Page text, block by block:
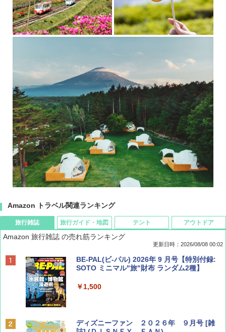
Amazon トラベル関連ランキング
旅行雑誌
Amazon 旅行雑誌 の売れ筋ランキング
更新日時：2026/08/08 00:02
BE-PAL(ビ-パル) 2026年 9 月号【特別付録:
SOTO ミニマル"旅"財布 ランダム2種】
￥1,500
ディズニーファン ２０２６年 ９月号 [雑
旅行ガイド・地図 テント アウトドア